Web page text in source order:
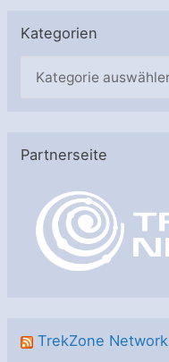
Kategorien
g
Partnerseite
TrekZone Network